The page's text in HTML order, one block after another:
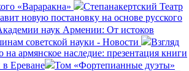
«Вараракна»
Степанакертский Театр
новую постановку на основе русского
наук Армении: От истоков
советской науки - Новости
Взгляд
на армянское наследие: презентация книги
Ереване
Том «Фортепианные дуэты»